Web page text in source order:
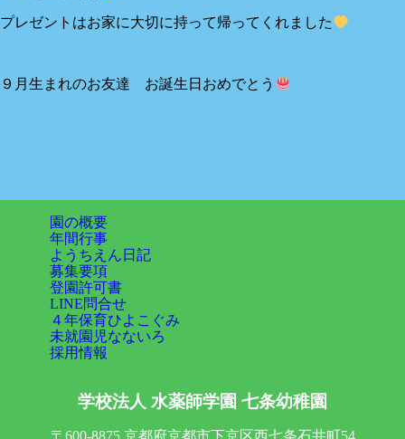
プレゼントはお家に大切に持って帰ってくれました
９月生まれのお友達 お誕生日おめでとう
園の概要
年間行事
ようちえん日記
募集要項
登園許可書
LINE問合せ
４年保育ひよこぐみ
未就園児なないろ
採用情報
学校法人 水薬師学園 七条幼稚園
〒600-8875 京都府京都市下京区西七条石井町54